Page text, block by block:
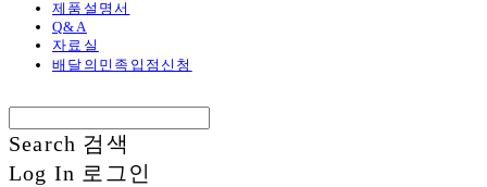
제품설명서
Q&A
자료실
배달의민족입점신청
Search 검색
Log In 로그인